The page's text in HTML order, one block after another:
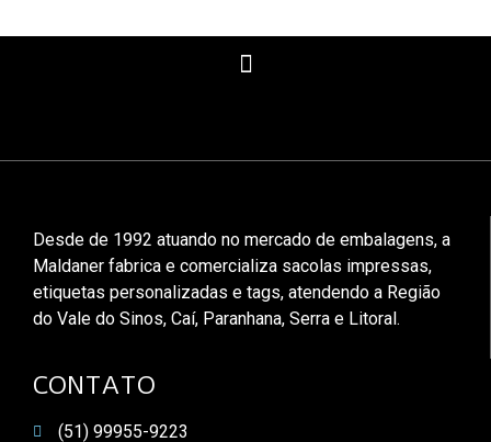
Desde de 1992 atuando no mercado de embalagens, a
Maldaner fabrica e comercializa sacolas impressas,
etiquetas personalizadas e tags, atendendo a Região
do Vale do Sinos, Caí, Paranhana, Serra e Litoral.
CONTATO
(51) 99955-9223